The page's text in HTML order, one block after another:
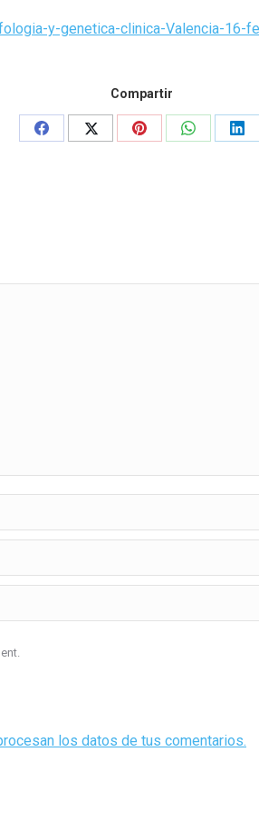
y-genetica-clinica-Valencia-16-
Compartir
Share
Share
Share
Share
los datos de tus comentarios.